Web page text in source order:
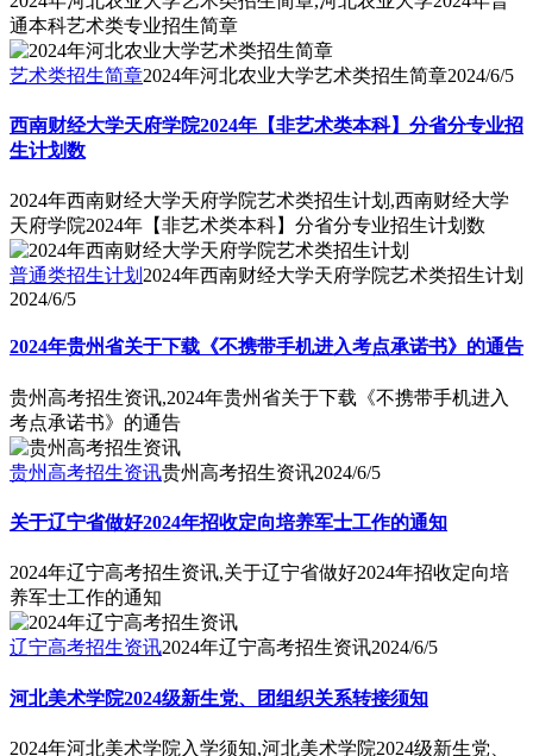
通本科艺术类专业招生简章
艺术类招生简章2024年河北农业大学艺术类招生简章2024/6/5
西南财经大学天府学院2024年【非艺术类本科】分省分专业招
生计划数
2024年西南财经大学天府学院艺术类招生计划,西南财经大学
天府学院2024年【非艺术类本科】分省分专业招生计划数
普通类招生计划 2024年西南财经大学天府学院艺术类招生计划
2024/6/5
2024年贵州省关于下载《不携带手机进入考点承诺书》的通告
贵州高考招生资讯,2024年贵州省关于下载《不携带手机进入
考点承诺书》的通告
贵州高考招生资讯贵州高考招生资讯2024/6/5
关于辽宁省做好2024年招收定向培养军士工作的通知
2024年辽宁高考招生资讯,关于辽宁省做好2024年招收定向培
养军士工作的通知
辽宁高考招生资讯2024年辽宁高考招生资讯2024/6/5
河北美术学院2024级新生党、团组织关系转接须知
2024年河北美术学院入学须知,河北美术学院2024级新生党、